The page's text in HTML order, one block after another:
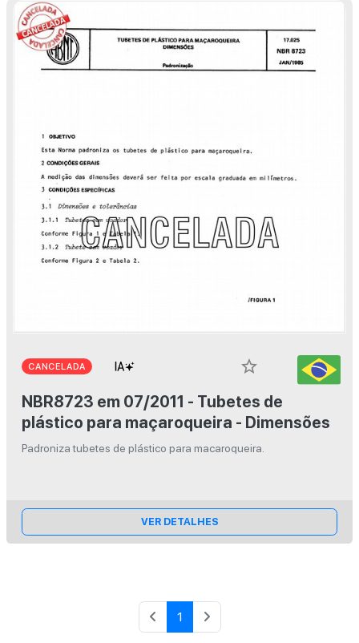
CANCELADA
star_border
NBR8723 em 07/2011 - Tubetes de
plástico para maçaroqueira - Dimensões
Padroniza tubetes de plástico para macaroqueira.
VER DETALHES
1